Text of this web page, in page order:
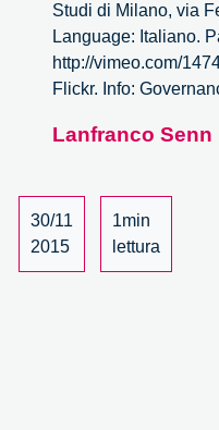
Studi di Milano, via
Language: Italiano.
http://vimeo.com/
Flickr. Info:
Lanfranco Senn
30/11
2015
1min
lettura